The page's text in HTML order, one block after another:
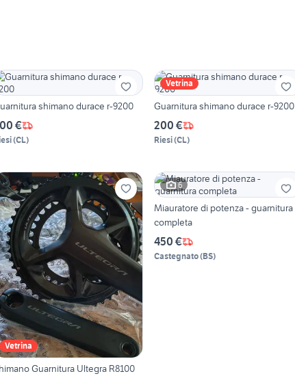
shimano durace r-9200
€
(CL)
Vetrina
Guarnitura shimano durace r-9200
200 €
Riesi(CL)
Vetrina
Guarnitura Ultegra R8100
6
Miauratore di potenza - guarnitura
completa
450 €
Castegnato(BS)